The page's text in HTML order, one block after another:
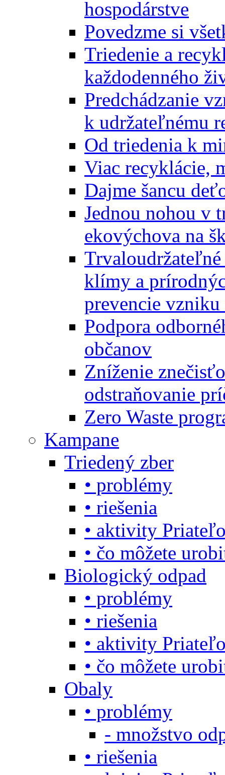
hospodárstve
Povedzme si
Triedenie a
každodenného
Predchádzanie
k udržateľnému
Od triedenia k
Viac recyklácie,
Dajme šancu
Jednou nohou v
ekovýchova na
klímy a
prevencie vzniku
Podpora
občanov
Zníženie
odstraňovanie
Zero Waste
Kampane
Triedený zber
• problémy
• riešenia
• aktivity
• čo môžete
Biologický odpad
• problémy
• riešenia
• aktivity
• čo môžete
Obaly
• problémy
- množstvo
• riešenia